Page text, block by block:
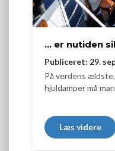
… er nutiden
Publiceret: 29.
På verdens
hjuldamper må
Læs videre